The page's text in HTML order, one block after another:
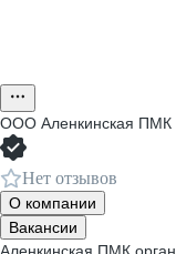
ООО Аленкинская ПМК
Нет отзывов
О компании
Вакансии